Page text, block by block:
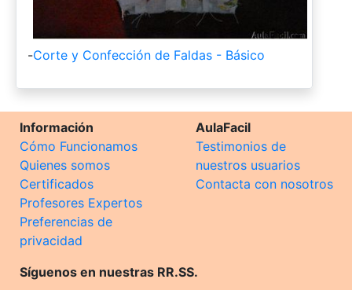
-Corte y Confección de Faldas - Básico
Información
Cómo Funcionamos
Quienes somos
Certificados
Profesores Expertos
Preferencias de
privacidad
AulaFacil
Testimonios de
nuestros usuarios
Contacta con nosotros
Síguenos en nuestras RR.SS.